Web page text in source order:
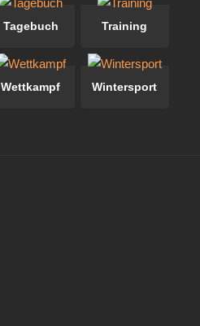
Tagebuch Training
Wettkampf Wintersport